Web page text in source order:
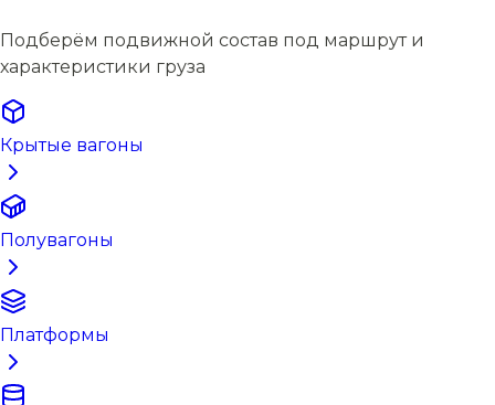
Подберём подвижной состав под маршрут и
характеристики груза
Крытые вагоны
Полувагоны
Платформы